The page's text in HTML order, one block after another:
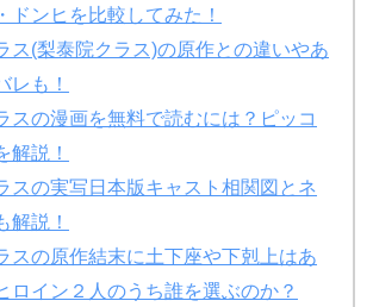
ドンヒを比較してみた！
ス(梨泰院クラス)の原作との違いやあ
レも！
スの漫画を無料で読むには？ピッコ
解説！
スの実写日本版キャスト相関図とネ
解説！
スの原作結末に土下座や下剋上はあ
ロイン２人のうち誰を選ぶのか？